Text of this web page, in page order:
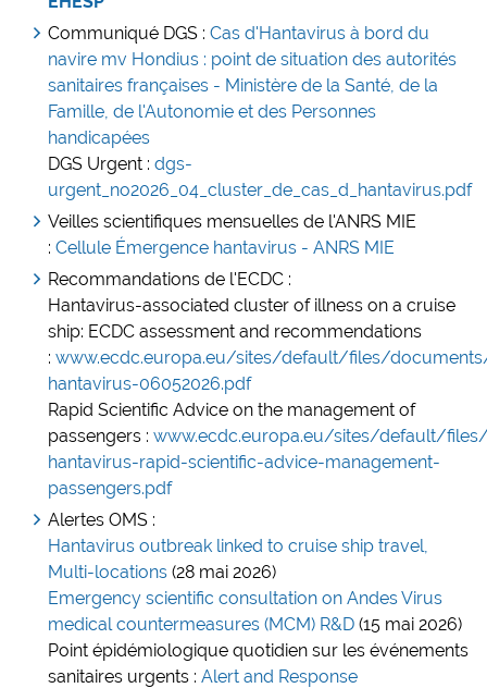
Communiqué DGS : Cas d'Hantavirus à bord du
navire mv Hondius : point de situation des autorités
sanitaires françaises - Ministère de la Santé, de la
Famille, de l'Autonomie et des Personnes
handicapées
DGS Urgent : dgs-
urgent_no2026_04_cluster_de_cas_d_hantavirus.pdf
Veilles scientifiques mensuelles de l'ANRS MIE
: Cellule Émergence hantavirus - ANRS MIE
Recommandations de l'ECDC :
Hantavirus-associated cluster of illness on a cruise
ship: ECDC assessment and recommendations
: www.ecdc.europa.eu/sites/default/files/
hantavirus-06052026.pdf
Rapid Scientific Advice on the management of
passengers : www.ecdc.europa.eu/sites/default/
hantavirus-rapid-scientific-advice-management-
passengers.pdf
Alertes OMS :
Hantavirus outbreak linked to cruise ship travel,
Multi-locations (28 mai 2026)
Emergency scientific consultation on Andes Virus
medical countermeasures (MCM) R&D (15 mai 2026)
Point épidémiologique quotidien sur les événements
sanitaires urgents : Alert and Response